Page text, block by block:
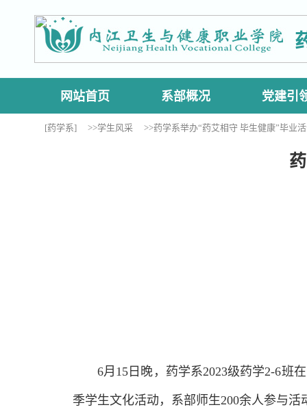
网站首页 系部概况 党建引
[药学系] >>学生风采 >>药学系举办“药艾相守 毕生健康”毕业
6月15 日 晚 ， 药学系2023级药学2-6班在
季学生文化活动 ， 系部师生200余人参与活